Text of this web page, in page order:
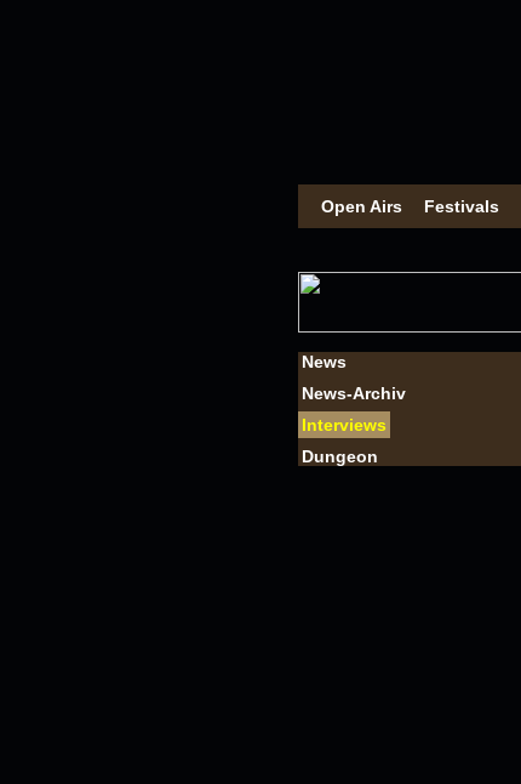
Open Airs Festivals
News
News-Archiv
Interviews
Dungeon